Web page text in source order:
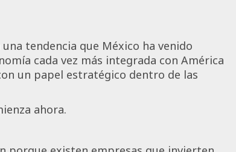
tendencia que México ha venido
cada vez más integrada con América
un papel estratégico dentro de las
ahora.